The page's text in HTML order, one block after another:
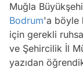
Muğla
Bodrum'a böyle
için gerekli
ve Şehircilik İl
yazıdan